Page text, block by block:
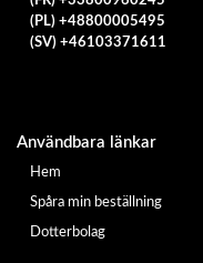
(PL) +48800005495
(SV) +46103371611
Användbara länkar
Hem
Spåra min beställning
Dotterbolag